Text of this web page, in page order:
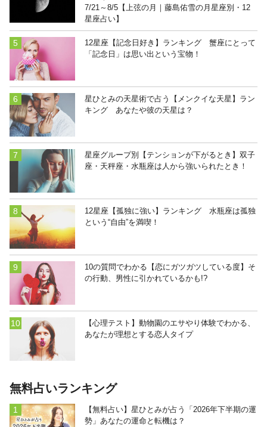
7/21～8/5【上弦の月｜藤島佑雪の月星座別・12
星座占い】
12星座【記念日好き】ランキング 蟹座にとって
「記念日」は思い出という宝物！
星ひとみの天星術で占う【メンクイな天星】ラン
キング あなたや彼の天星は？
星座グループ別【テンションが下がるとき】双子
座・天秤座・水瓶座は人から強いられたとき！
12星座【孤独に強い】ランキング 水瓶座は孤独
という“自由”を満喫！
10の質問でわかる【恋にガツガツしている度】そ
の行動、男性に引かれているかも!?
【心理テスト】動物園のエサやり体験でわかる、
あなたが理想とする恋人タイプ
無料占いランキング
【無料占い】星ひとみが占う「2026年下半期の運
勢」あなたの運命と転機は？